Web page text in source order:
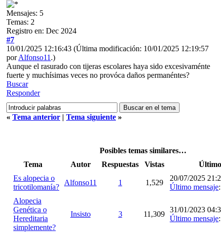
Mensajes: 5
Temas: 2
Registro en: Dec 2024
#7
10/01/2025 12:16:43 (Última modificación: 10/01/2025 12:19:57
porAlfonso11 .)
Aunque el rasurado con tijeras escolares haya sido excesivaménte
fuerte y muchísimas veces no provóca daños permanéntes?
Buscar
Responder
« Tema anterior | Tema siguiente »
Posibles temas similares…
Tema
Autor Respuestas Vistas
Es alopecia o
tricotilomanía?
Alfonso11 1 1,529
20/07/2025
Último mensaje
Alopecia
Genética o
Hereditaria
simplemente?
Insisto 3 11,309
31/01/2023
Último mensaje